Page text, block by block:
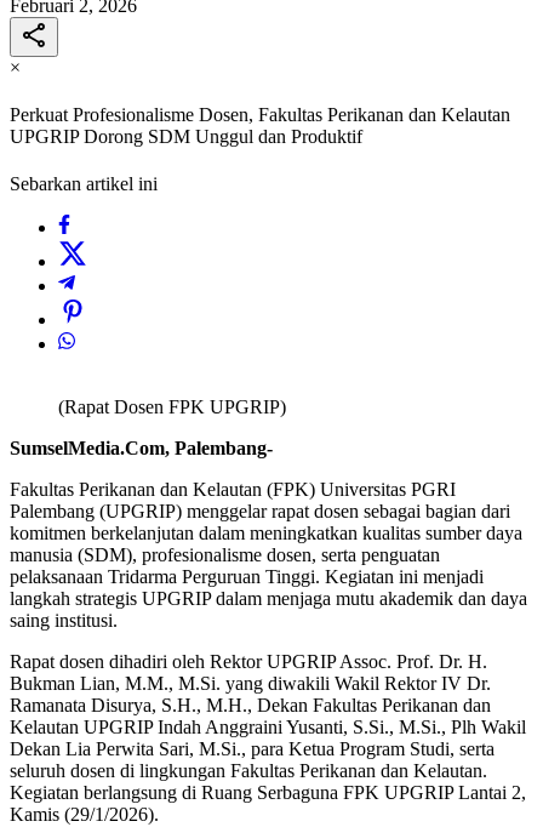
Februari 2, 2026
×
Perkuat Profesionalisme Dosen, Fakultas Perikanan dan Kelautan
UPGRIP Dorong SDM Unggul dan Produktif
Sebarkan artikel ini
(Rapat Dosen FPK UPGRIP)
SumselMedia.Com, Palembang-
Fakultas Perikanan dan Kelautan (FPK) Universitas PGRI
Palembang (UPGRIP) menggelar rapat dosen sebagai bagian dari
komitmen berkelanjutan dalam meningkatkan kualitas sumber daya
manusia (SDM), profesionalisme dosen, serta penguatan
pelaksanaan Tridarma Perguruan Tinggi. Kegiatan ini menjadi
langkah strategis UPGRIP dalam menjaga mutu akademik dan daya
saing institusi.
Rapat dosen dihadiri oleh Rektor UPGRIP Assoc. Prof. Dr. H.
Bukman Lian, M.M., M.Si. yang diwakili Wakil Rektor IV Dr.
Ramanata Disurya, S.H., M.H., Dekan Fakultas Perikanan dan
Kelautan UPGRIP Indah Anggraini Yusanti, S.Si., M.Si., Plh Wakil
Dekan Lia Perwita Sari, M.Si., para Ketua Program Studi, serta
seluruh dosen di lingkungan Fakultas Perikanan dan Kelautan.
Kegiatan berlangsung di Ruang Serbaguna FPK UPGRIP Lantai 2,
Kamis (29/1/2026).